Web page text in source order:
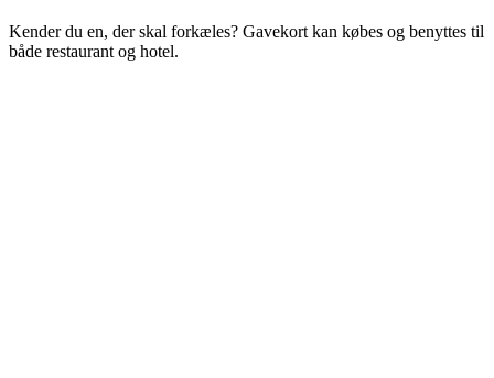
Kender du en, der skal forkæles? Gavekort kan købes og benyttes til
både restaurant og hotel.